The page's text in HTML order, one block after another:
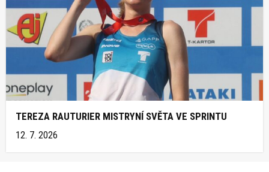
TEREZA RAUTURIER MISTRYNÍ SVĚTA VE SPRINTU
12. 7. 2026